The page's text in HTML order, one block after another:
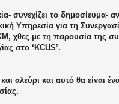
συνεχίζει το δημοσίευμα-
Υπηρεσία για τη
χθες με τη παρουσία της
στο ‘KCUS’.
αλεύρι και αυτό θα είναι